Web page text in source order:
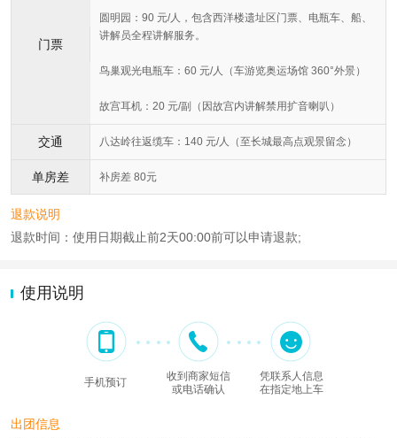
门票
圆明园：90 元/人，包含西洋楼遗址区门票、电瓶车、船、
讲解员全程讲解服务。
鸟巢观光电瓶车：60 元/人（车游览奥运场馆 360°外景）
故宫耳机：20 元/副（因故宫内讲解禁用扩音喇叭）
交通 八达岭往返缆车：140 元/人（至长城最高点观景留念）
单房差 补房差 80元
退款说明
退款时间：使用日期截止前2天00:00前可以申请退款;
使用说明
手机预订
收到商家短信
或电话确认
凭联系人信息
在指定地上车
出团信息